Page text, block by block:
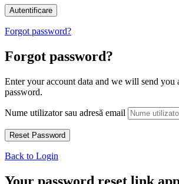
Forgot password?
Forgot password?
Enter your account data and we will send you
password.
Nume utilizator sau adresă email
Back to Login
Your password reset link